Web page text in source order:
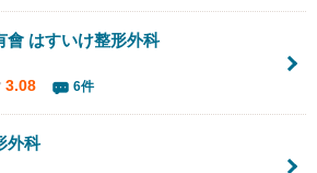
會 はすいけ整形外科
3.08 6件
外科